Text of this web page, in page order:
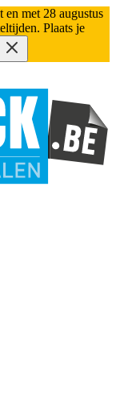
met 28 augustus
Plaats je